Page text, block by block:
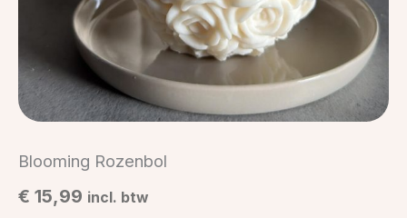
Blooming Rozenbol
€ 15,99 incl. btw